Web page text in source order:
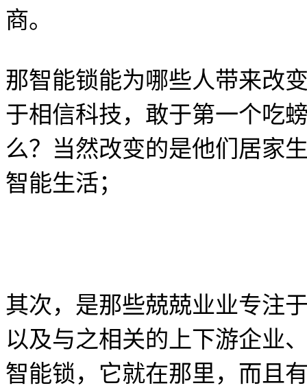
商。
那智能锁能为哪些人带来改
于相信科技，敢于第一个吃
么？当然改变的是他们居家
智能生活；
其次，是那些兢兢业业专注
以及与之相关的上下游企业
智能锁，它就在那里，而且